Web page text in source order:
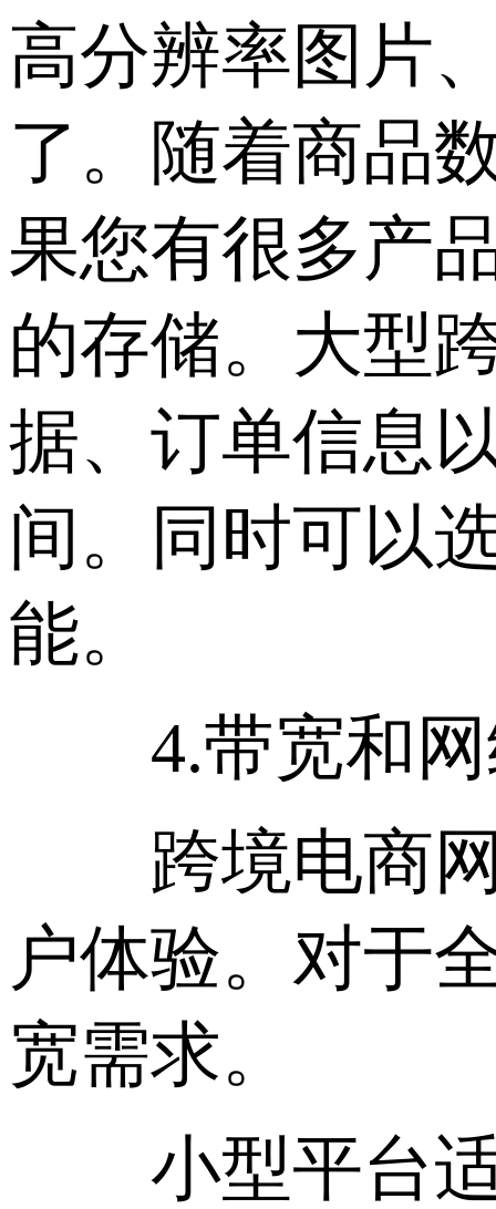
高分辨率图片
了。随着商品
果您有很多产
的存储。大型
据、订单信息
间。同时可以
能。
4.带宽和网
跨境电商网
户体验。对于
宽需求。
小型平台适